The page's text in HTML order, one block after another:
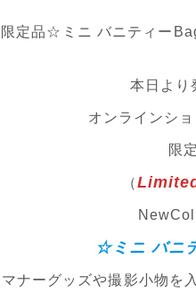
定品☆ミニ バニティー
本日より
オンラインシ
限
（
☆ミニ バニ
ナーグッズや撮影小物を